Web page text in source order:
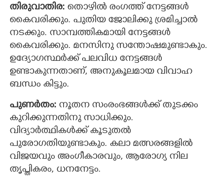
തിരുവാതിര: തൊഴിൽ രംഗത്ത് നേട്ടങ്ങള്‍
കൈവരിക്കും. പുതിയ ജോലിക്കു ശ്രമിച്ചാൽ
നടക്കും. സാമ്പത്തികമായി നേട്ടങ്ങള്‍
കൈവരിക്കും. മനസിനു സന്തോഷമുണ്ടാകും.
ഉദ്യോഗസ്ഥര്‍ക്ക് പലവിധ നേട്ടങ്ങൾ
ഉണ്ടാകുന്നതാണ്, അനുകൂലമായ വിവാഹ
ബന്ധം കിട്ടും.
പുണര്‍തം: നൂതന സംരംഭങ്ങള്‍ക്ക് തുടക്കം
കുറിക്കുന്നതിനു സാധിക്കും.
വിദ്യാര്‍ത്ഥികള്‍ക്ക് കൂടുതൽ
പുരോഗതിയുണ്ടാകും. കലാ മത്സരങ്ങളില്‍
വിജയവും അംഗീകാരവും, ആരോഗ്യ നില
തൃപ്തികരം, ധനനേട്ടം.